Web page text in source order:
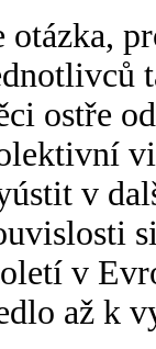
otázka,
ostře
v
v
až k